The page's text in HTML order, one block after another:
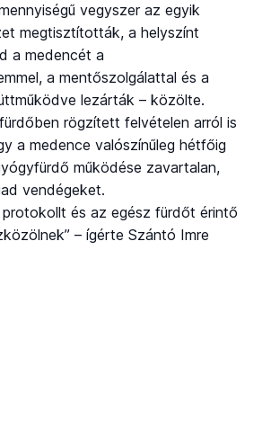
vegyszer az egyik
megtisztították, a helyszínt
a medencét a
a mentőszolgálattal és a
lezárták – közölte.
rögzített felvételen arról is
a medence valószínűleg hétfőig
működése zavartalan,
vendégeket.
és az egész fürdőt érintő
– ígérte Szántó Imre